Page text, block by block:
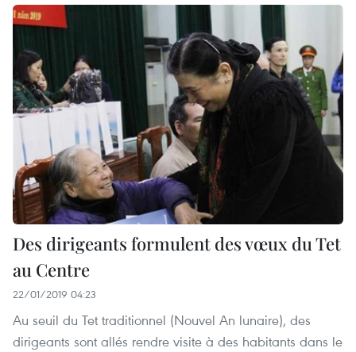
Des dirigeants formulent des vœux du Tet
au Centre
22/01/2019 04:23
Au seuil du Tet traditionnel (Nouvel An lunaire), des
dirigeants sont allés rendre visite à des habitants dans le